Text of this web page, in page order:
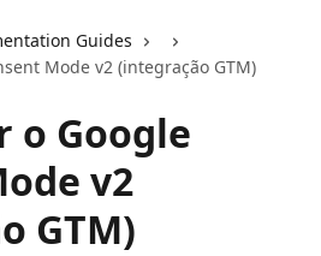
Guides
Mode v2 (integração GTM)
o Google
v2
GTM)